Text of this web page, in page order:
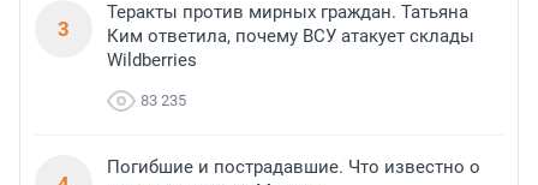
3
Теракты против мирных граждан. Татьяна
Ким ответила, почему ВСУ атакует склады
Wildberries
83 235
Погибшие и пострадавшие. Что известно о